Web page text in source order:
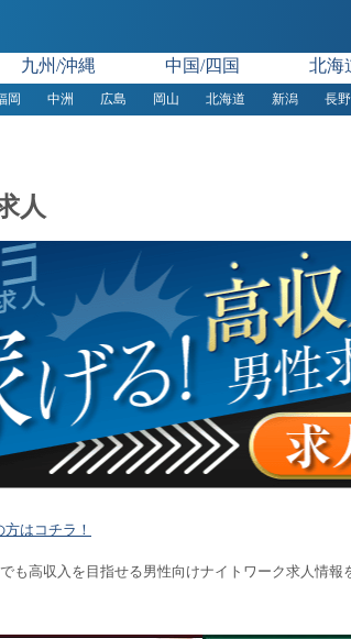
九州/沖縄 中国/四国 北海
岡 中洲 広島 岡山 北海道 新潟 長野
人
はコチラ！
も高収入を目指せる男性向けナイトワーク求人情